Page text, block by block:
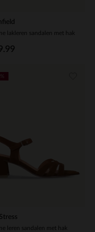
lakleren sandalen met hak
leren sandalen met hak